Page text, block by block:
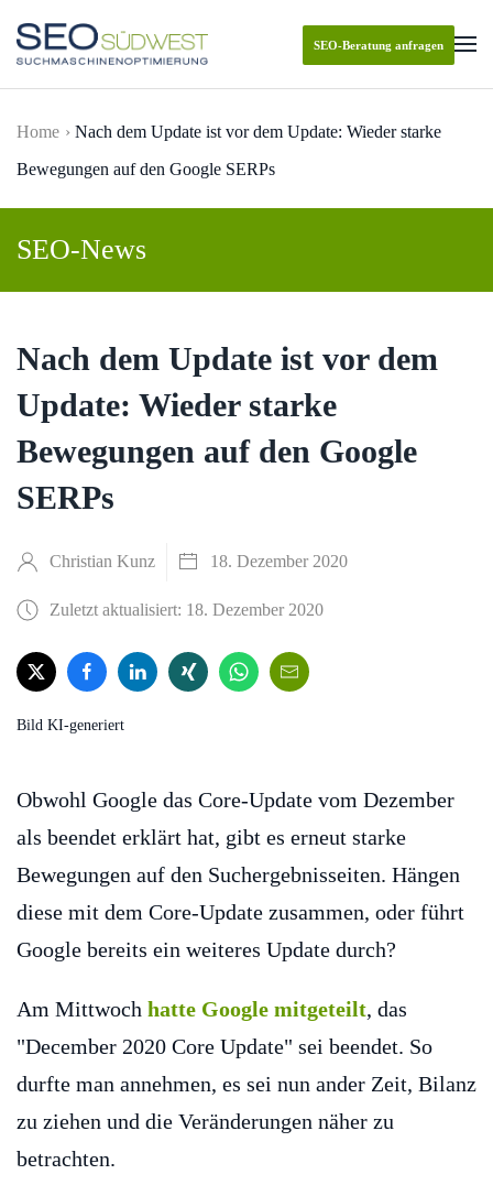
Skip to main content
SEO-Beratung anfragen
Home
Nach dem Update ist vor dem Update: Wieder starke
Bewegungen auf den Google SERPs
SEO-News
Nach dem Update ist vor dem
Update: Wieder starke
Bewegungen auf den Google
SERPs
Christian Kunz 18. Dezember 2020
Zuletzt aktualisiert: 18. Dezember 2020
Bild KI-generiert
Obwohl Google das Core-Update vom Dezember
als beendet erklärt hat, gibt es erneut starke
Bewegungen auf den Suchergebnisseiten. Hängen
diese mit dem Core-Update zusammen, oder führt
Google bereits ein weiteres Update durch?
Am Mittwoch hatte Google mitgeteilt, das
"December 2020 Core Update" sei beendet. So
durfte man annehmen, es sei nun ander Zeit, Bilanz
zu ziehen und die Veränderungen näher zu
betrachten.